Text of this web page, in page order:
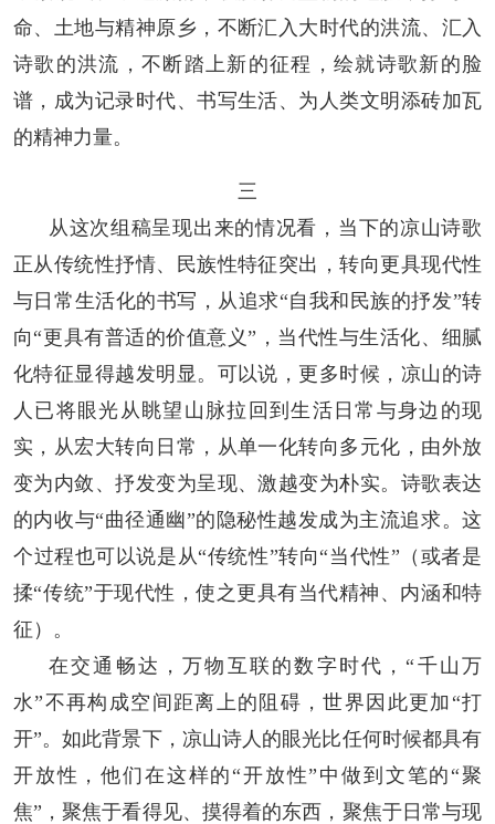
命、土地与精神原乡，不断汇入大时代的洪流、汇入
诗歌的洪流，不断踏上新的征程，绘就诗歌新的脸
谱，成为记录时代、书写生活、为人类文明添砖加瓦
的精神力量。
三
从这次组稿呈现出来的情况看，当下的凉山诗歌
正从传统性抒情、民族性特征突出，转向更具现代性
与日常生活化的书写，从追求“自我和民族的抒发”转
向“更具有普适的价值意义”，当代性与生活化、细腻
化特征显得越发明显。可以说，更多时候，凉山的诗
人已将眼光从眺望山脉拉回到生活日常与身边的现
实，从宏大转向日常，从单一化转向多元化，由外放
变为内敛、抒发变为呈现、激越变为朴实。诗歌表达
的内收与“曲径通幽”的隐秘性越发成为主流追求。这
个过程也可以说是从“传统性”转向“当代性”（或者是
揉“传统”于现代性，使之更具有当代精神、内涵和特
征）。
在交通畅达，万物互联的数字时代，“千山万
水”不再构成空间距离上的阻碍，世界因此更加“打
开”。如此背景下，凉山诗人的眼光比任何时候都具有
开放性，他们在这样的“开放性”中做到文笔的“聚
焦”，聚焦于看得见、摸得着的东西，聚焦于日常与现